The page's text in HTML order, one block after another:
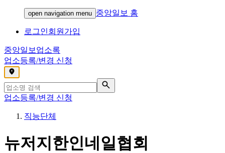
open navigation menu 중앙일보 홈
로그인회원가입
중앙일보 업소록
업소등록/변경 신청
,
업소등록/변경 신청
직능단체
뉴저지한인네일협회